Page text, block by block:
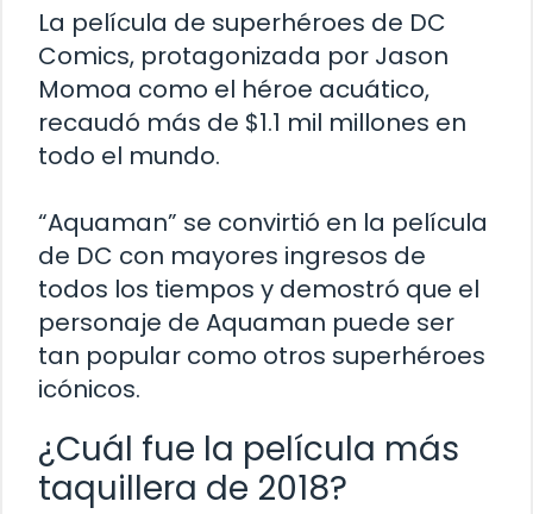
La película de superhéroes de DC
Comics, protagonizada por Jason
Momoa como el héroe acuático,
recaudó más de $1.1 mil millones en
todo el mundo.
“Aquaman” se convirtió en la película
de DC con mayores ingresos de
todos los tiempos y demostró que el
personaje de Aquaman puede ser
tan popular como otros superhéroes
icónicos.
¿Cuál fue la película más
taquillera de 2018?